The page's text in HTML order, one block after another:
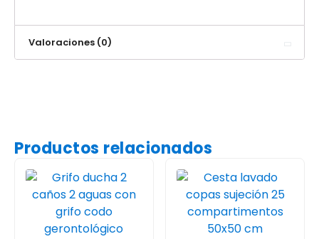
Valoraciones (0)
Productos relacionados